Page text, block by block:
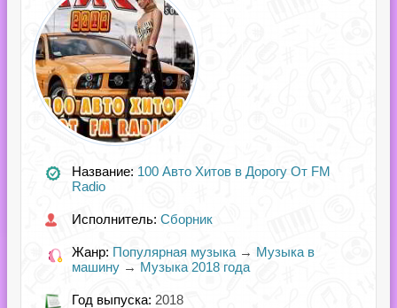
Название: 100 Авто Хитов в Дорогу От FM
Radio
Исполнитель: Сборник
Жанр: Популярная музыка → Музыка в
машину → Музыка 2018 года
Год выпуска: 2018